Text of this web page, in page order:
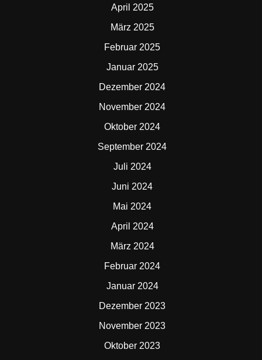
April 2025
März 2025
Februar 2025
Januar 2025
Dezember 2024
November 2024
Oktober 2024
September 2024
Juli 2024
Juni 2024
Mai 2024
April 2024
März 2024
Februar 2024
Januar 2024
Dezember 2023
November 2023
Oktober 2023